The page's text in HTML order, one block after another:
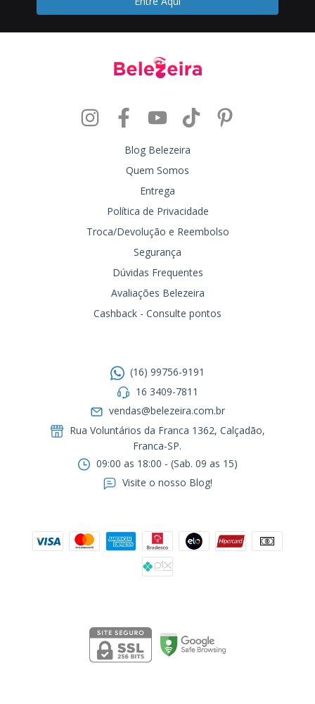
Blog Belezeira
Quem Somos
Entrega
Política de Privacidade
Troca/Devolução e Reembolso
Segurança
Dúvidas Frequentes
Avaliações Belezeira
Cashback - Consulte pontos
(16) 99756-9191
16 3409-7811
vendas@belezeira.com.br
Rua Voluntários da Franca 1362, Calçadão,
Franca-SP.ㅤㅤㅤㅤㅤㅤㅤㅤㅤㅤㅤ
09:00 as 18:00 - (Sab. 09 as 15)
Visite o nosso Blog!